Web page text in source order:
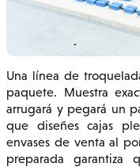
Una línea de
paquete. Muestra
arrugará y pegará un
que diseñes cajas
envases de venta al
preparada garantiza